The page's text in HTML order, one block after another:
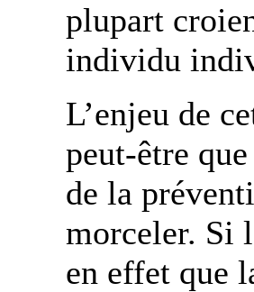
plupart
individu
L’enjeu de
peut-être
de la
morceler. Si
en effet que